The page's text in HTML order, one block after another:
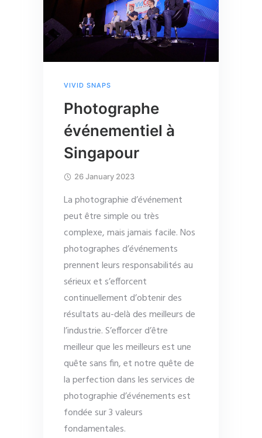
VIVID SNAPS
Photographe
événementiel à
Singapour
26 January 2023
La photographie d’événement
peut être simple ou très
complexe, mais jamais facile. Nos
photographes d’événements
prennent leurs responsabilités au
sérieux et s’efforcent
continuellement d’obtenir des
résultats au-delà des meilleurs de
l’industrie. S’efforcer d’être
meilleur que les meilleurs est une
quête sans fin, et notre quête de
la perfection dans les services de
photographie d’événements est
fondée sur 3 valeurs
fondamentales.